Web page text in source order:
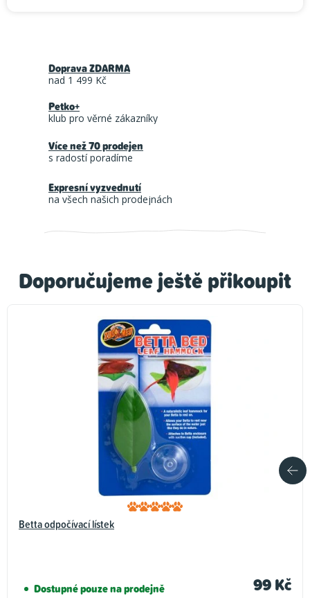
Doporučujeme ještě přikoupit
Betta odpočívací lístek
Dostupné pouze na prodejně 99 Kč
Doprava ZDARMA
nad 1 499 Kč
Petko+
klub pro věrné zákazníky
Více než 70 prodejen
s radostí poradíme
Expresní vyzvednutí
na všech našich prodejnách